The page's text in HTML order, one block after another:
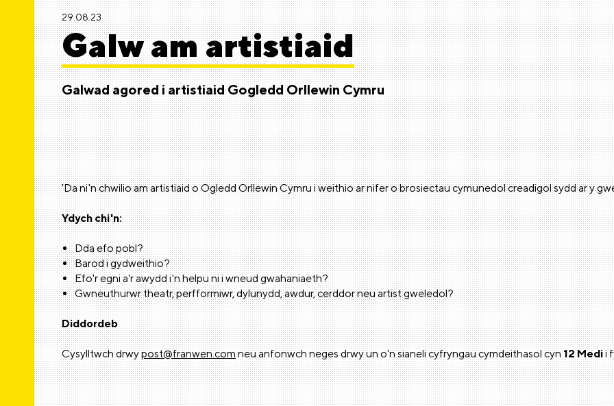
29.08.23
Galw am artistiaid
Galwad agored i artistiaid Gogledd Orllewin Cymru
'Da ni'n chwilio am artistiaid o Ogledd Orllewin Cymru i weithio ar nifer o brosiectau cymunedol creadigol sydd ar y
Ydych chi'n:
Dda efo pobl?
Barod i gydweithio?
Efo'r egni a'r awydd i'n helpu ni i wneud gwahaniaeth?
Gwneuthurwr theatr, perfformiwr, dylunydd, awdur, cerddor neu artist gweledol?
Diddordeb
Cysylltwch drwypost@franwen.comneu anfonwch neges drwy un o'n sianeli cyfryngau cymdeithasol cyn12 Medii